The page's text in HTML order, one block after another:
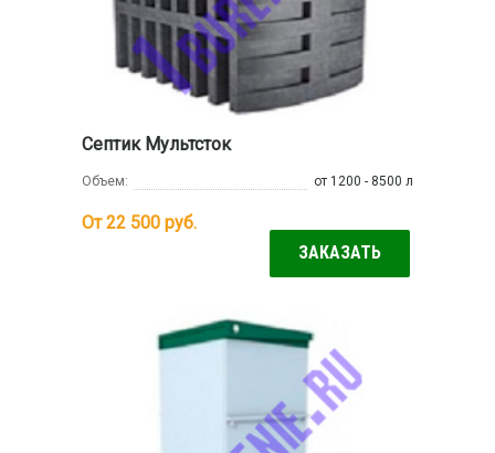
Септик Мультсток
Объем: от 1200 - 8500 л
От 22 500 руб.
ЗАКАЗАТЬ